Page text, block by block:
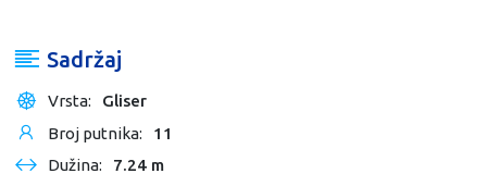
Sadržaj
Vrsta:
Gliser
Broj putnika:
11
Dužina:
7.24 m